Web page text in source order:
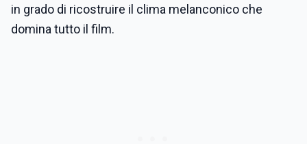
in grado di ricostruire il clima melanconico che
domina tutto il film.